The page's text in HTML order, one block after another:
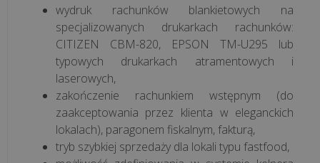
POSbistro
urządzeniach
mobilnych
wydruk rachunków blankietowych na
specjalizowanych drukarkach rachunków:
CITIZEN CBM-820, EPSON TM-U295 lub
typowych drukarkach atramentowych i
laserowych,
zakończenie rachunkiem wstępnym (do
zaakceptowania przez klienta w eleganckich
lokalach), paragonem fiskalnym, fakturą,
tryb szybkiej sprzedaży dla lokali typu fastfood,